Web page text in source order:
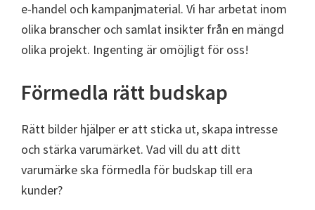
e-handel och kampanjmaterial. Vi har arbetat inom
olika branscher och samlat insikter från en mängd
olika projekt. Ingenting är omöjligt för oss!
Förmedla rätt budskap
Rätt bilder hjälper er att sticka ut, skapa intresse
och stärka varumärket. Vad vill du att ditt
varumärke ska förmedla för budskap till era
kunder?